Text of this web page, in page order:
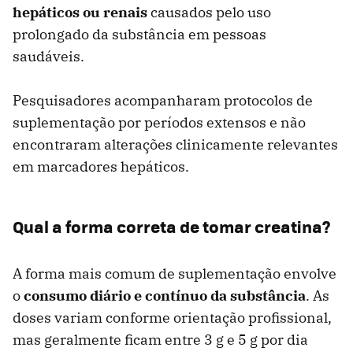
hepáticosou renaiscausados pelo uso
prolongado da substância em pessoas
saudáveis.
Pesquisadores acompanharam protocolos de
suplementação por períodos extensos e não
encontraram alterações clinicamente relevantes
em marcadores hepáticos.
Qual a forma correta de tomar creatina?
A forma mais comum de suplementação envolve
oconsumo diário e contínuo da substância. As
doses variam conforme orientação profissional,
mas geralmente ficam entre 3 g e 5 g por dia